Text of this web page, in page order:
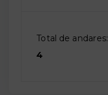
Total de andares:
4